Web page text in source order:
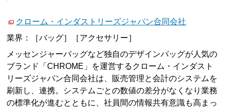
クローム・インダストリーズジャパン合同会社
業界：［バッグ］［アクセサリー］
メッセンジャーバッグなど独自のデザインバッグが人気の
ブランド「CHROME」を運営するクローム・インダスト
リーズジャパン合同会社は、販売管理と会計のシステムを
刷新し、連携。システムごとの数値の差分がなくなり業務
の標準化が進むとともに、社員間の情報共有意識も高まっ